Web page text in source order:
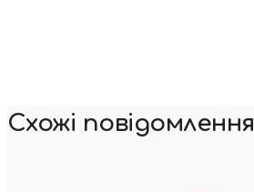
Схожі повідомлення